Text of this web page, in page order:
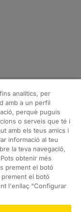
analítics, per
amb a un perfil
perquè puguis
o serveis que té i
amb els teus amics i
informació al teu
la teva navegació,
obtenir més
prement el botó
el botó
l'enllaç “Configurar